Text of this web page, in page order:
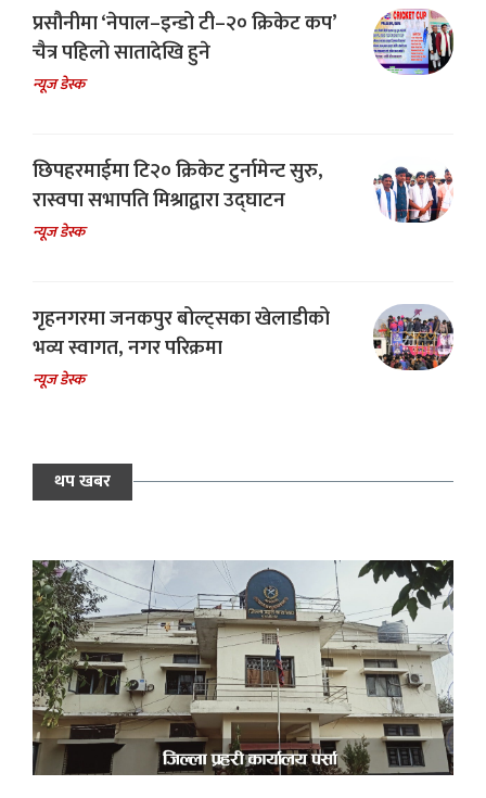
प्रसौनीमा ‘नेपाल–इन्डो टी–२० क्रिकेट कप’
चैत्र पहिलो सातादेखि हुने
न्यूज डेस्क
छिपहरमाईमा टि२० क्रिकेट टुर्नामेन्ट सुरु,
रास्वपा सभापति मिश्राद्वारा उद्घाटन
न्यूज डेस्क
गृहनगरमा जनकपुर बोल्ट्सका खेलाडीको
भव्य स्वागत, नगर परिक्रमा
न्यूज डेस्क
थप खबर